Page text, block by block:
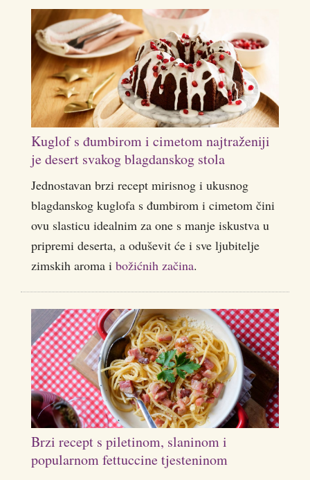
Kuglof s đumbirom i cimetom najtraženiji
je desert svakog blagdanskog stola
Jednostavan brzi recept mirisnog i ukusnog
blagdanskog kuglofa s đumbirom i cimetom čini
ovu slasticu idealnim za one s manje iskustva u
pripremi deserta, a oduševit će i sve ljubitelje
zimskih aroma i božićnih začina.
Brzi recept s piletinom, slaninom i
popularnom fettuccine tjesteninom